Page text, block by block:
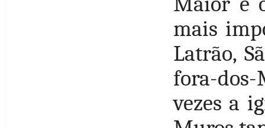
mais
Latrão,
fora-
vezes a